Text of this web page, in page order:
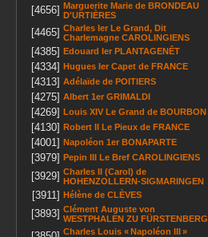
[4656] Marguerite Marie de BRONDEAU
D'URTIÈRES
[4465] Charles Ier Le Grand, Dit
Charlemagne CAROLINGIENS
[4385] Edouard Ier PLANTAGENÊT
[4334] Hugues Ier Capet de FRANCE
[4313] Adélaïde de POITIERS
[4275] Albert 1er GRIMALDI
[4269] Louis XIV Le Grand de BOURBON
[4130] Robert II Le Pieux de FRANCE
[4001] Napoléon 1er BONAPARTE
[3979] Pepin III Le Bref CAROLINGIENS
[3929] Charles II (Carol) de
HOHENZOLLERN-SIGMARINGEN
[3911] Hélène de CLÈVES
[3893] Clément Auguste von
WESTPHALEN ZU FÜRSTENBERG
Charles Louis « Napoléon III »